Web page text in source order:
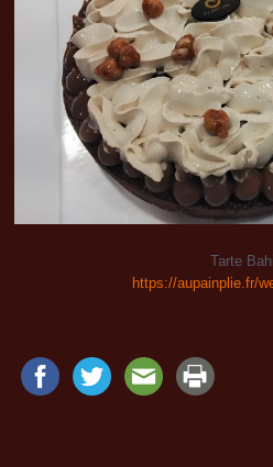
Tarte
https://aupainplie.fr/